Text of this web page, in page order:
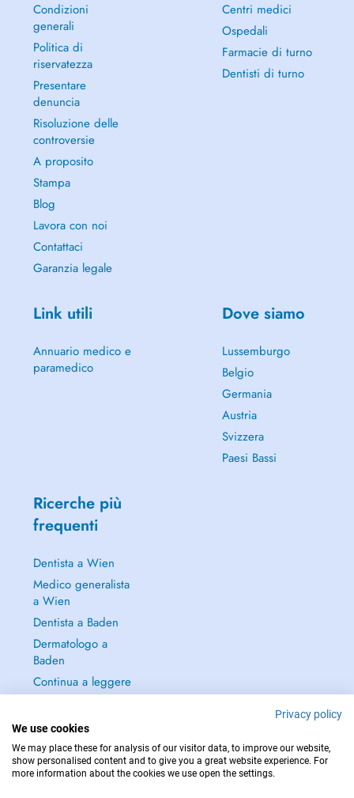
Condizioni
generali
Politica di
riservatezza
Presentare
denuncia
Risoluzione delle
controversie
A proposito
Stampa
Blog
Lavora con noi
Contattaci
Garanzia legale
Centri medici
Ospedali
Farmacie di turno
Dentisti di turno
Link utili
Annuario medico e
paramedico
Dove siamo
Lussemburgo
Belgio
Germania
Austria
Svizzera
Paesi Bassi
Ricerche più
frequenti
Dentista a Wien
Medico generalista
a Wien
Dentista a Baden
Dermatologo a
Baden
Continua a leggere
→
PER LE URGENZE, CONSULTARE : 112
Privacy policy
We use cookies
We may place these for analysis of our visitor data, to improve our website,
show personalised content and to give you a great website experience. For
more information about the cookies we use open the settings.